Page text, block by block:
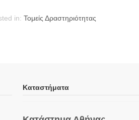
in: Τομείς Δραστηριότητας
Καταστήματα